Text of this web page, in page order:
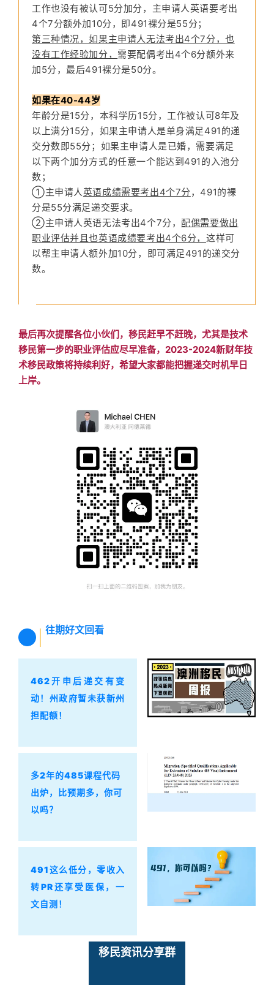
工作也没有被认可5分加分，主申请人英语要考出
4个7分额外加10分，即491裸分是55分；
第三种情况，如果主申请人无法考出4个7分，也
没有工作经验加分， 需要配偶考出4个6分额外来
加5分，最后491裸分是50分。
如果在40-44岁
年龄分是15分，本科学历15分，工作被认可8年及
以上满分15分，如果主申请人是单身满足491的递
交分数即55分；如果主申请人是已婚，需要满足
以下两个加分方式的任意一个能达到491的入池分
数；
①主申请人英语成绩需要考出4个7分 ，491的裸
分是55分满足递交要求。
②主申请人英语无法考出4个7分，配偶需要做出
职业评估并且也英语成绩要考出4个6分， 这样可
以帮主申请人额外加10分，即可满足491的递交分
数。
最后再次提醒各位小伙们，移民赶早不赶晚，尤其是技术
移民第一步的职业评估应尽早准备，2023-2024新财年技
术移民政策将持续利好，希望大家都能把握递交时机早日
上岸。
往期好文回看
462开申后递交有变
动！州政府暂未获新州
担配额！
多2年的485课程代码
出炉，比预期多，你可
以吗？
491这么低分，零收入
转PR还享受医保，一
文自测！
移民资讯分享群